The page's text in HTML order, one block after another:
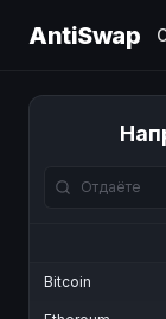
AntiSwap
Bitcoin